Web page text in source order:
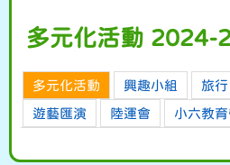
多元化活動 2024-
多元化活動 興趣小組 旅行
遊藝匯演 陸運會 小六教育